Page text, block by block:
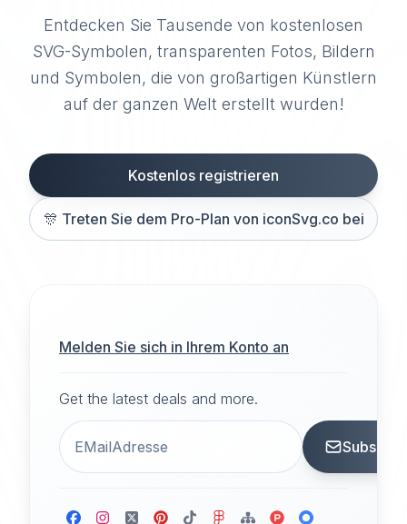
Entdecken Sie Tausende von kostenlosen
SVG-Symbolen, transparenten Fotos, Bildern
und Symbolen, die von großartigen Künstlern
auf der ganzen Welt erstellt wurden!
Kostenlos registrieren
🎊 Treten Sie dem Pro-Plan von iconSvg.co bei
Melden Sie sich in Ihrem Konto an
Get the latest deals and more.